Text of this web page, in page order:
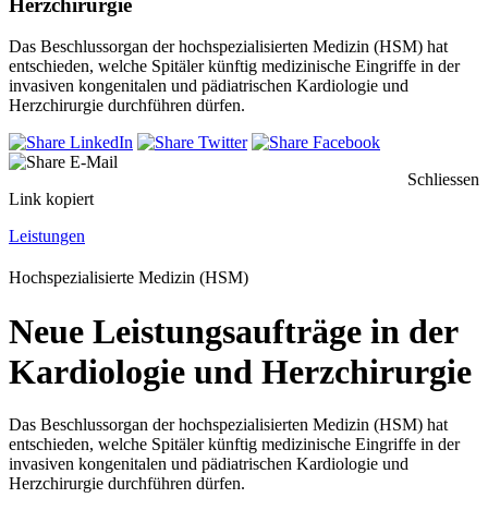
Herzchirurgie
Das Beschlussorgan der hochspezialisierten Medizin (HSM) hat
entschieden, welche Spitäler künftig medizinische Eingriffe in der
invasiven kongenitalen und pädiatrischen Kardiologie und
Herzchirurgie durchführen dürfen.
Link kopiert
Schliessen
Leistungen
Hochspezialisierte Medizin (HSM)
Neue Leistungsaufträge in der
Kardiologie und Herzchirurgie
Das Beschlussorgan der hochspezialisierten Medizin (HSM) hat
entschieden, welche Spitäler künftig medizinische Eingriffe in der
invasiven kongenitalen und pädiatrischen Kardiologie und
Herzchirurgie durchführen dürfen.